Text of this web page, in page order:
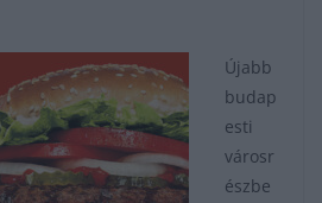
Újabb
budap
esti
városr
észbe